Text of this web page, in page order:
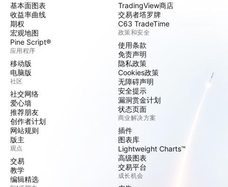
基本面图表
收益率曲线
期权
宏观地图
Pine Script®
应用程序
移动版
电脑版
社区
社交网络
爱心墙
推荐朋友
创作者计划
网站规则
版主
观点
交易
教学
编辑精选
TradingView商店
交易者塔罗牌
C63 TradeTime
政策和安全
使用条款
免责声明
隐私政策
Cookies政策
无障碍声明
安全提示
漏洞赏金计划
状态页面
商业解决方案
插件
图表库
Lightweight Charts™
高级图表
交易平台
成长机会